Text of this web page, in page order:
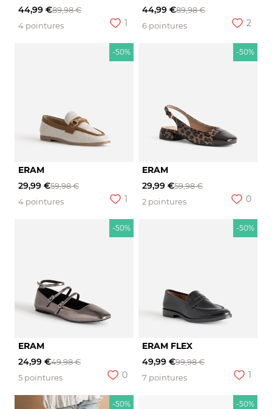
44,99 €89,98 €
4 pointures
1
44,99 €89,98 €
6 pointures
2
-50%
ERAM
29,99 €59,98 €
4 pointures
1
-50%
ERAM
29,99 €59,98 €
2 pointures
0
-50%
ERAM
24,99 €49,98 €
5 pointures
0
-50%
ERAM FLEX
49,99 €99,98 €
7 pointures
1
-50% -50%